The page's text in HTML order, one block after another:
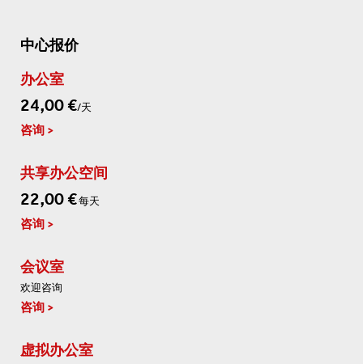
中心报价
办公室
24,00 €/天
咨询
共享办公空间
22,00 €每天
咨询
会议室
欢迎咨询
咨询
虚拟办公室